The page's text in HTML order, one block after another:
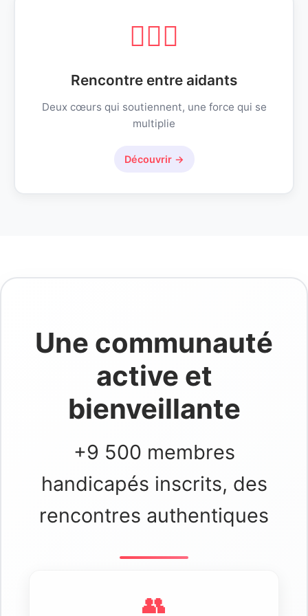
l'amour vrai ne consiste pas à aimer
malgré le handicap, mais à aimer la
👩‍❤️‍👨
Rencontre entre aidants
Deux cœurs qui soutiennent, une force qui se
multiplie
Découvrir →
Une communauté
active et
bienveillante
+9 500 membres
handicapés inscrits, des
rencontres authentiques
👥